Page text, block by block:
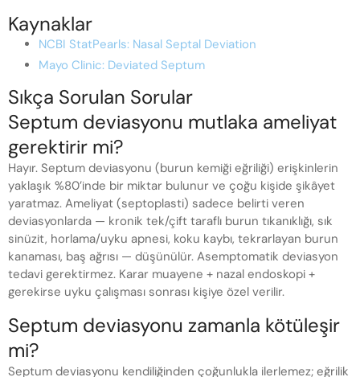
Kaynaklar
NCBI StatPearls: Nasal Septal Deviation
Mayo Clinic: Deviated Septum
Sıkça Sorulan Sorular
Septum deviasyonu mutlaka ameliyat
gerektirir mi?
Hayır. Septum deviasyonu (burun kemiği eğriliği) erişkinlerin
yaklaşık %80’inde bir miktar bulunur ve çoğu kişide şikâyet
yaratmaz. Ameliyat (septoplasti) sadece belirti veren
deviasyonlarda — kronik tek/çift taraflı burun tıkanıklığı, sık
sinüzit, horlama/uyku apnesi, koku kaybı, tekrarlayan burun
kanaması, baş ağrısı — düşünülür. Asemptomatik deviasyon
tedavi gerektirmez. Karar muayene + nazal endoskopi +
gerekirse uyku çalışması sonrası kişiye özel verilir.
Septum deviasyonu zamanla kötüleşir
mi?
Septum deviasyonu kendiliğinden çoğunlukla ilerlemez; eğrilik